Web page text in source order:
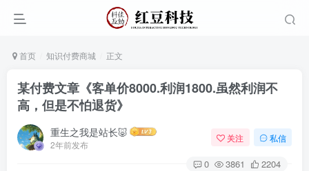
首页 知识付费商城 正文
某付费文章《客单价8000.利润1800.虽然利润不
高，但是不怕退货》
重生之我是站长🐷
2年前发布
关注 私信
0 3861 2204